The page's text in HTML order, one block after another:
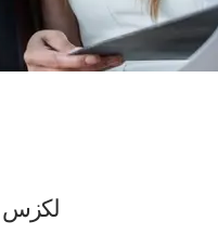
لكزس ES350 مع سائق في الرياض